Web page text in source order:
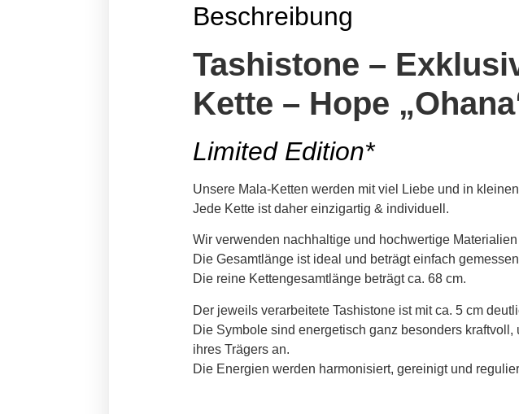
Beschreibung
Tashistone –
Kette – Hope
Limited Edition*
Unsere Mala-Ketten werden mit viel Liebe und in
Jede Kette ist daher einzigartig & individuell.
Wir verwenden nachhaltige und hochwertige
Die Gesamtlänge ist ideal und beträgt einfach
Die reine Kettengesamtlänge beträgt ca. 68 cm.
Der jeweils verarbeitete Tashistone ist mit ca. 5 cm
Die Symbole sind energetisch ganz besonders
ihres Trägers an.
Die Energien werden harmonisiert, gereinigt und